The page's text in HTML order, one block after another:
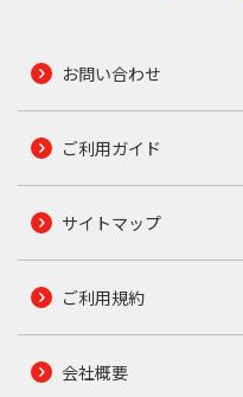
お問い合わせ
ご利用ガイド
サイトマップ
ご利用規約
会社概要